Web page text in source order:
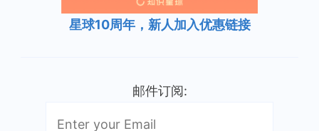
星球10周年，新人加入优惠链接
邮件订阅: